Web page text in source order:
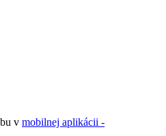
v mobilnej aplikácii -